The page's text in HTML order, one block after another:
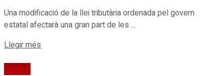
Una modificació de la llei tributària ordenada pel govern
estatal afectarà una gran part de les ...
Llegir més
General